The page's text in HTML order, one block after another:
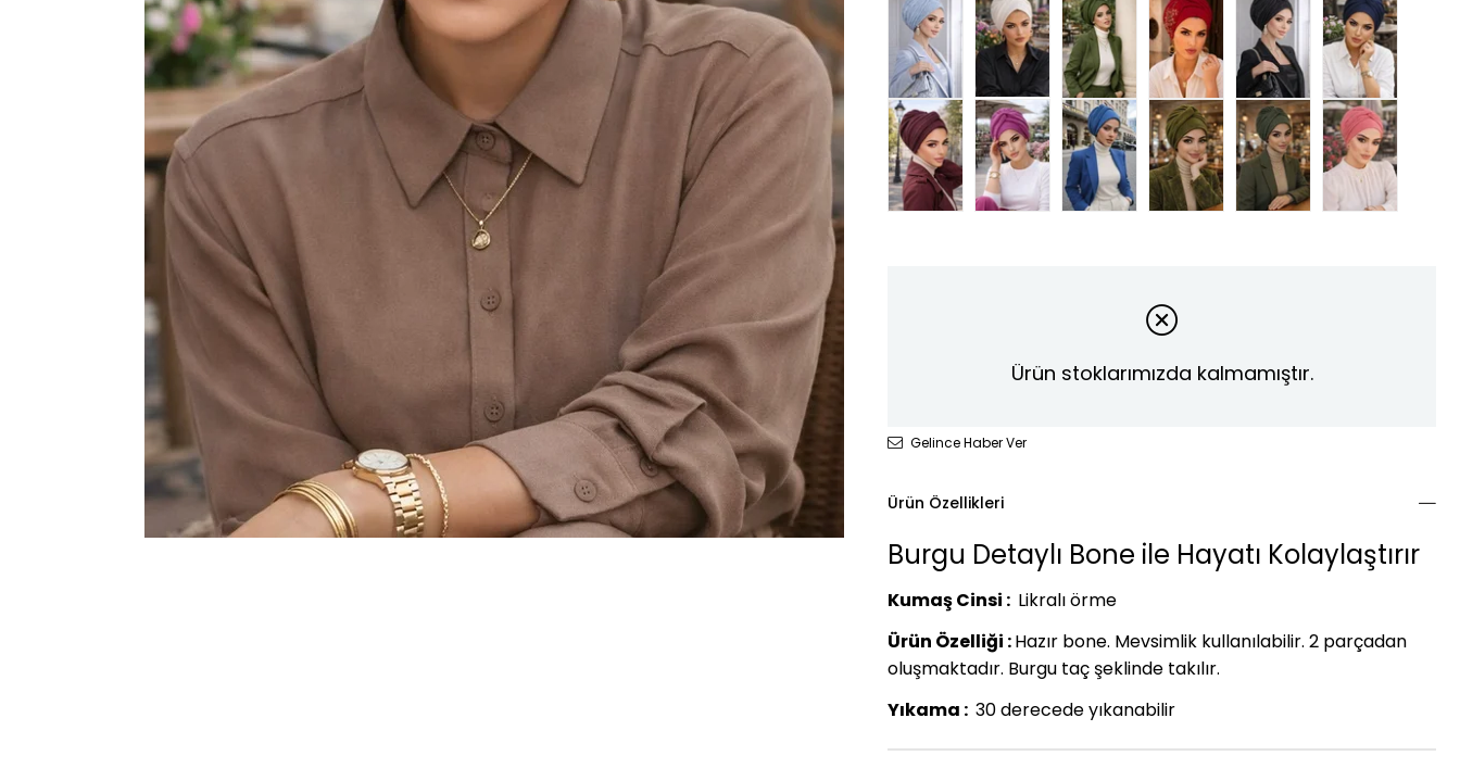
Ürün stoklarımızda kalmamıştır.
Gelince Haber Ver
Ürün Özellikleri
Burgu Detaylı Bone ile Hayatı Kolaylaştırır
Kumaş Cinsi : Likralı örme
Ürün Özelliği :Hazır bone. Mevsimlik kullanılabilir. 2 parçadan
oluşmaktadır. Burgu taç şeklinde takılır.
Yıkama : 30 derecede yıkanabilir